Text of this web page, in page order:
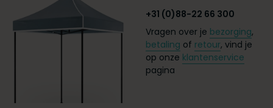
+31 (0)88-22 66 300
Vragen over je bezorging,
betaling of retour, vind je
op onze klantenservice
pagina